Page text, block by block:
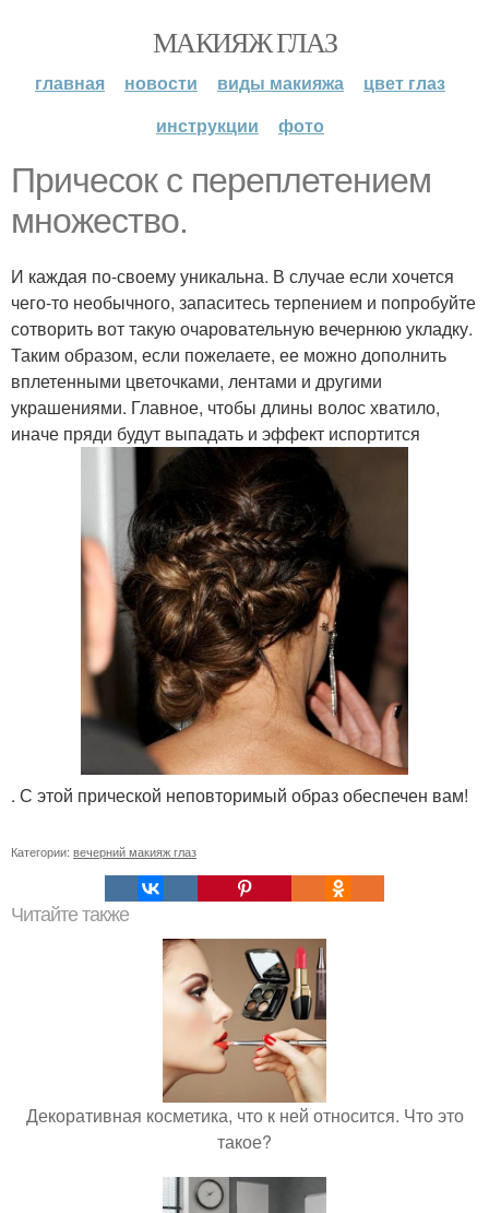
МАКИЯЖ ГЛАЗ
главная новости виды макияжа
цвет глаз
инструкции
фото
Причесок с переплетением
множество.
И каждая по-своему уникальна. В случае если хочется
чего-то необычного, запаситесь терпением и попробуйте
сотворить вот такую очаровательную вечернюю укладку.
Таким образом, если пожелаете, ее можно дополнить
вплетенными цветочками, лентами и другими
украшениями. Главное, чтобы длины волос хватило,
иначе пряди будут выпадать и эффект испортится
. С этой прической неповторимый образ обеспечен вам!
Категории: вечерний макияж глаз
Читайте также
Декоративная косметика, что к ней относится. Что это
такое?